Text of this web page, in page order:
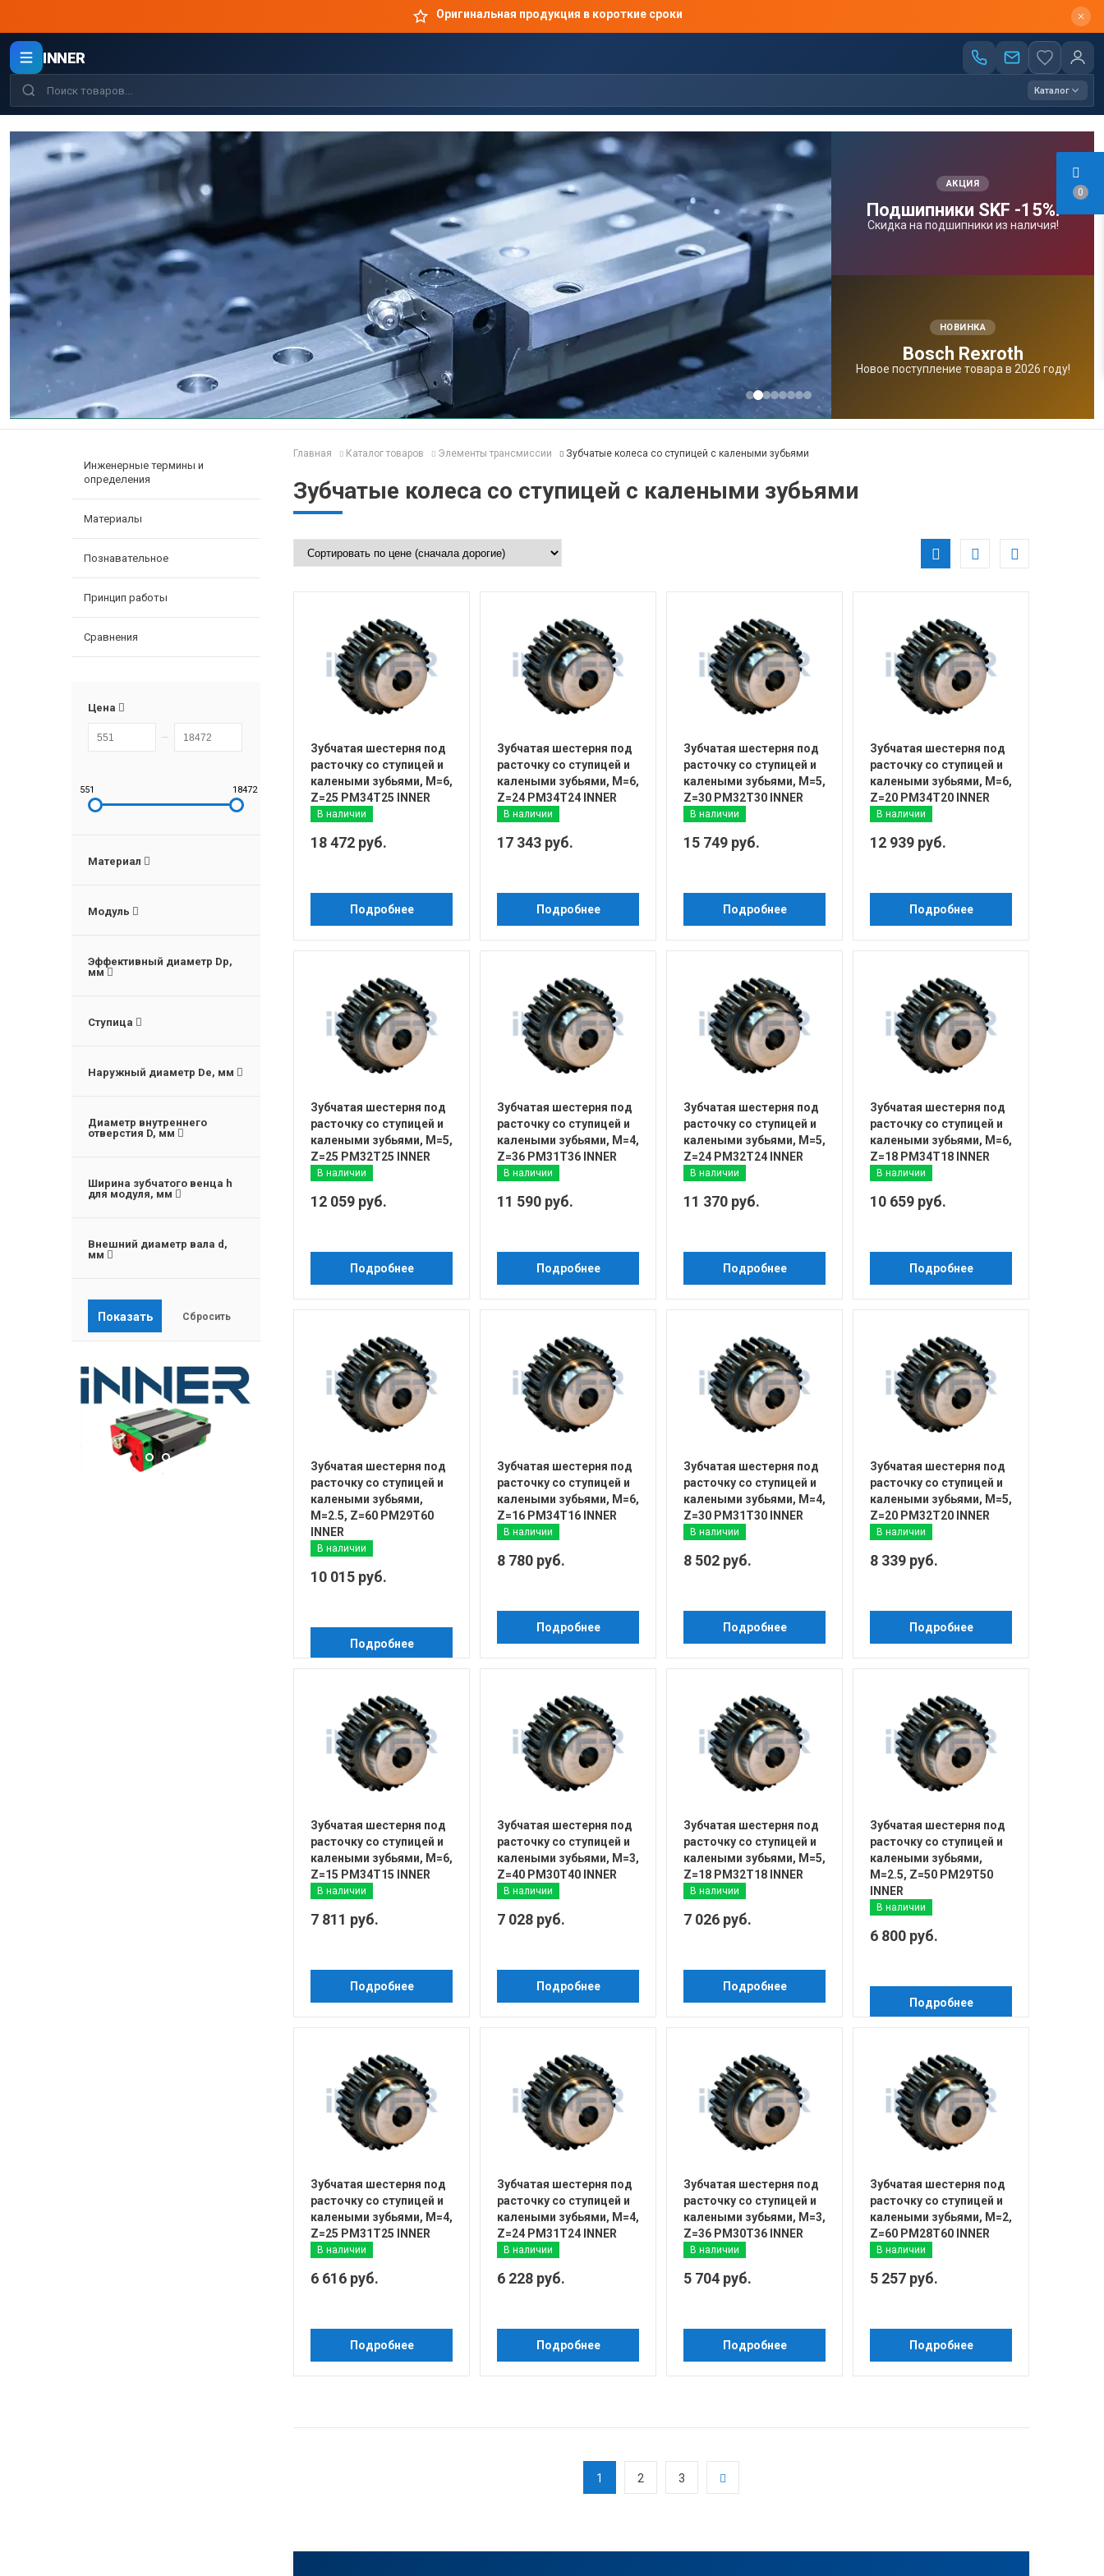
0
Оригинальная продукция в короткие сроки
INNER
Каталог
АКЦИЯ
Подшипники SKF -15%!
Скидка на подшипники из наличия!
НОВИНКА
Bosсh Rexroth
Новое поступление товара в 2026 году!
Инженерные термины и
определения
Материалы
Познавательное
Принцип работы
Сравнения
Цена
551 18472
Материал
Модуль
Эффективный диаметр Dp,
мм
Ступица
Наружный диаметр De, мм
Диаметр внутреннего
отверстия D, мм
Ширина зубчатого венца h
для модуля, мм
Внешний диаметр вала d,
мм
Главная Каталог товаров Элементы трансмиссии Зубчатые колеса со ступицей с калеными зубьями
Зубчатые колеса со ступицей с калеными зубьями
Зубчатая шестерня под
расточку со ступицей и
калеными зубьями, М=6,
Z=25 PM34T25 INNER
В наличии
18 472 руб.
Подробнее
Зубчатая шестерня под
расточку со ступицей и
калеными зубьями, М=6,
Z=24 PM34T24 INNER
В наличии
17 343 руб.
Подробнее
Зубчатая шестерня под
расточку со ступицей и
калеными зубьями, М=5,
Z=30 PM32T30 INNER
В наличии
15 749 руб.
Подробнее
Зубчатая шестерня под
расточку со ступицей и
калеными зубьями, М=6,
Z=20 PM34T20 INNER
В наличии
12 939 руб.
Подробнее
Зубчатая шестерня под
расточку со ступицей и
калеными зубьями, М=5,
Z=25 PM32T25 INNER
В наличии
12 059 руб.
Подробнее
Зубчатая шестерня под
расточку со ступицей и
калеными зубьями, М=4,
Z=36 PM31T36 INNER
В наличии
11 590 руб.
Подробнее
Зубчатая шестерня под
расточку со ступицей и
калеными зубьями, М=5,
Z=24 PM32T24 INNER
В наличии
11 370 руб.
Подробнее
Зубчатая шестерня под
расточку со ступицей и
калеными зубьями, М=6,
Z=18 PM34T18 INNER
В наличии
10 659 руб.
Подробнее
Зубчатая шестерня под
расточку со ступицей и
калеными зубьями,
М=2.5, Z=60 PM29T60
INNER
В наличии
10 015 руб.
Подробнее
Зубчатая шестерня под
расточку со ступицей и
калеными зубьями, М=6,
Z=16 PM34T16 INNER
В наличии
8 780 руб.
Подробнее
Зубчатая шестерня под
расточку со ступицей и
калеными зубьями, М=4,
Z=30 PM31T30 INNER
В наличии
8 502 руб.
Подробнее
Зубчатая шестерня под
расточку со ступицей и
калеными зубьями, М=5,
Z=20 PM32T20 INNER
В наличии
8 339 руб.
Подробнее
Зубчатая шестерня под
расточку со ступицей и
калеными зубьями, М=6,
Z=15 PM34T15 INNER
В наличии
7 811 руб.
Подробнее
Зубчатая шестерня под
расточку со ступицей и
калеными зубьями, М=3,
Z=40 PM30T40 INNER
В наличии
7 028 руб.
Подробнее
Зубчатая шестерня под
расточку со ступицей и
калеными зубьями, М=5,
Z=18 PM32T18 INNER
В наличии
7 026 руб.
Подробнее
Зубчатая шестерня под
расточку со ступицей и
калеными зубьями,
М=2.5, Z=50 PM29T50
INNER
В наличии
6 800 руб.
Подробнее
Зубчатая шестерня под
расточку со ступицей и
калеными зубьями, М=4,
Z=25 PM31T25 INNER
В наличии
6 616 руб.
Подробнее
Зубчатая шестерня под
расточку со ступицей и
калеными зубьями, М=4,
Z=24 PM31T24 INNER
В наличии
6 228 руб.
Подробнее
Зубчатая шестерня под
расточку со ступицей и
калеными зубьями, М=3,
Z=36 PM30T36 INNER
В наличии
5 704 руб.
Подробнее
Зубчатая шестерня под
расточку со ступицей и
калеными зубьями, М=2,
Z=60 PM28T60 INNER
В наличии
5 257 руб.
Подробнее
1 2 3